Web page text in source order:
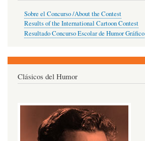
Sobre el Concurso /About the Contest
Results of the International Cartoon Contest
Resultado Concurso Escolar de Humor Gráfico
Clásicos del Humor